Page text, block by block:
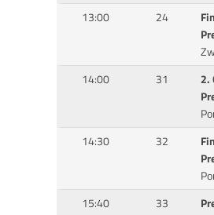
13:00 24
14:00 31
2.
14:30 32
15:40 33